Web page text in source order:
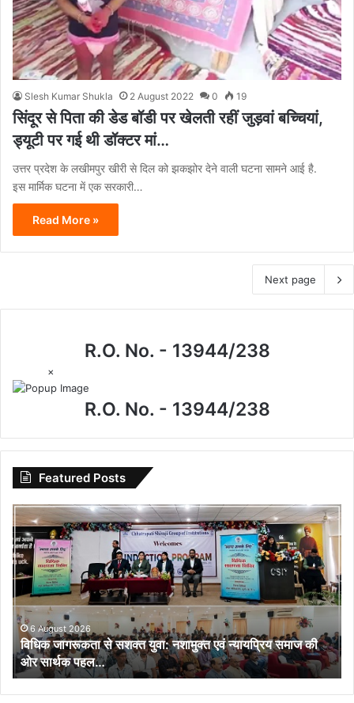
Slesh Kumar Shukla 2 August 2022 0 19
सिंदूर से पिता की डेड बॉडी पर खेलती रहीं जुड़वां बच्चियां,
ड्यूटी पर गई थी डॉक्टर मां…
उत्तर प्रदेश के लखीमपुर खीरी से दिल को झकझोर देने वाली घटना सामने आई है.
इस मार्मिक घटना में एक सरकारी…
Read More »
Next page
R.O. No. - 13944/238
×
R.O. No. - 13944/238
Featured Posts
विधिक
जागरूकता
से
सशक्त
युवा:
नशामुक्त
एवं
न्यायप्रिय
समाज
की
ओर
सार्थक
6 August 2026
विधिक जागरूकता से सशक्त युवा: नशामुक्त एवं न्यायप्रिय समाज की
ओर सार्थक पहल…